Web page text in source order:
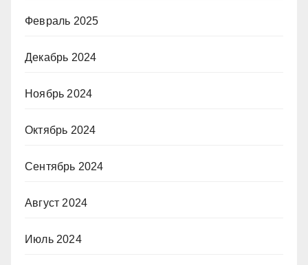
Февраль 2025
Декабрь 2024
Ноябрь 2024
Октябрь 2024
Сентябрь 2024
Август 2024
Июль 2024